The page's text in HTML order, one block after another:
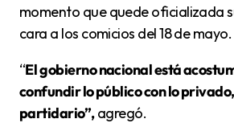
momento que quede oficializada
cara a los comicios del 18 de mayo.
“El gobierno nacional está acostumbrado a
confundir lo público con lo
partidario”,agregó.